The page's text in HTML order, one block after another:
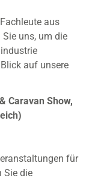
aus
uns, um die
auf unsere
Caravan Show,
für
Sie die